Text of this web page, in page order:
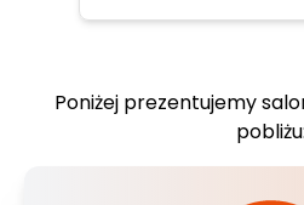
Poniżej prezentujemy
pobliżu: